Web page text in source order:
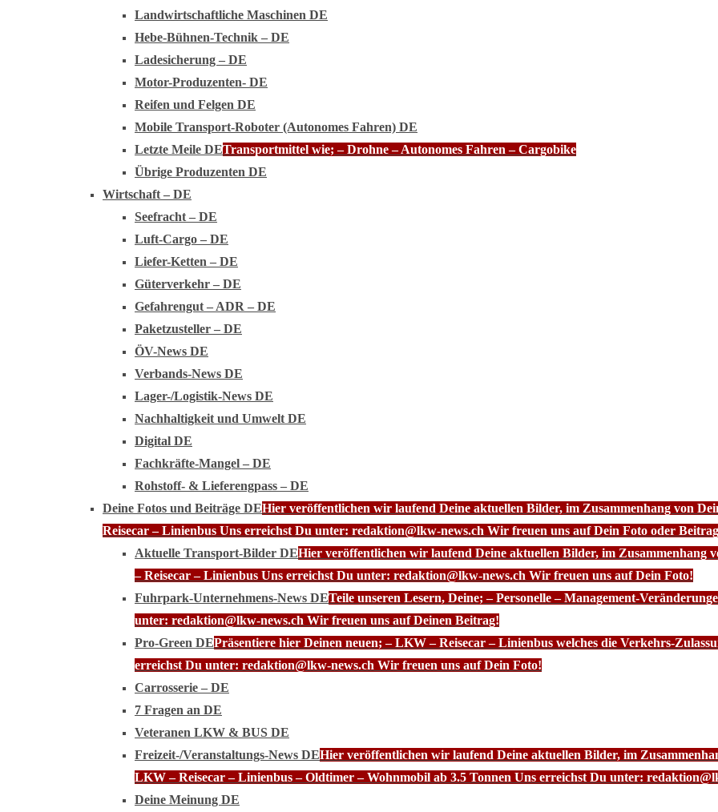
Landwirtschaftliche Maschinen DE
Hebe-Bühnen-Technik – DE
Ladesicherung – DE
Motor-Produzenten- DE
Reifen und Felgen DE
Mobile Transport-Roboter (Autonomes Fahren) DE
Letzte Meile DETransportmittel wie; – Drohne – Autonomes Fahren – Cargobike
Übrige Produzenten DE
Wirtschaft – DE
Seefracht – DE
Luft-Cargo – DE
Liefer-Ketten – DE
Güterverkehr – DE
Gefahrengut – ADR – DE
Paketzusteller – DE
ÖV-News DE
Verbands-News DE
Lager-/Logistik-News DE
Nachhaltigkeit und Umwelt DE
Digital DE
Fachkräfte-Mangel – DE
Rohstoff- & Lieferengpass – DE
Deine Fotos und Beiträge DEHier veröffentlichen wir laufend Deine aktuellen Bilder, im Zusammenhang von
Reisecar – Linienbus Uns erreichst Du unter: redaktion@lkw-news.ch Wir freuen uns auf Dein Foto oder
Aktuelle Transport-Bilder DEHier veröffentlichen wir laufend Deine aktuellen Bilder, im
– Reisecar – Linienbus Uns erreichst Du unter: redaktion@lkw-news.ch Wir freuen uns auf Dein Foto!
Fuhrpark-Unternehmens-News DETeile unseren Lesern, Deine; – Personelle – Management-
unter: redaktion@lkw-news.ch Wir freuen uns auf Deinen Beitrag!
Pro-Green DEPräsentiere hier Deinen neuen; – LKW – Reisecar – Linienbus welches die Verkehrs-
erreichst Du unter: redaktion@lkw-news.ch Wir freuen uns auf Dein Foto!
Carrosserie – DE
7 Fragen an DE
Veteranen LKW & BUS DE
Freizeit-/Veranstaltungs-News DEHier veröffentlichen wir laufend Deine aktuellen Bilder, im
LKW – Reisecar – Linienbus – Oldtimer – Wohnmobil ab 3.5 Tonnen Uns erreichst Du unter:
Deine Meinung DE